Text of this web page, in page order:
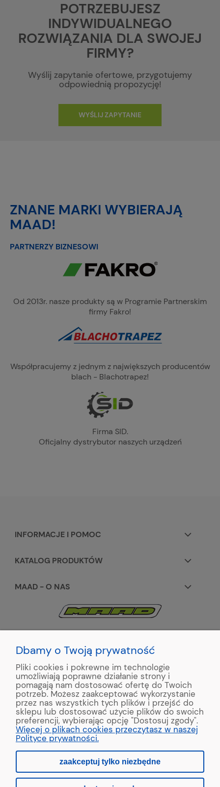
POTRZEBUJESZ
INDYWIDUALNEGO
ROZWIĄZANIA DLA SWOJEJ
FIRMY?
Wyślij zapytanie ofertowe, przygotujemy
odpowiednią propozycję!
WYŚLIJ ZAPYTANIE
ZNANE MARKI WYBIERAJĄ
MAAD!
PARTNERZY BIZNESOWI
Od 2013r. nasze produkty są w Programie Partnerskim
firmy Fakro!
Współpracujemy z jednym z największych producentów
blach - Blachotrapez!
Firma SID.
Oficjalny dystrybutor naszych urządzeń
INFORMACJE I POMOC
KATALOG PRODUKTÓW
MAAD - O NAS
+48 663195531
ul. Reymonta 2
89-500 Tuchola
Copyright © 2022 MAAD Zaginarki - Producent Maszyn
Blacharskich. Produkcja:MinisterstwoReklamy.pl
pokaż pełną wersję strony
Dbamy o Twoją prywatność
Pliki cookies i pokrewne im technologie
umożliwiają poprawne działanie strony i
pomagają nam dostosować ofertę do Twoich
potrzeb. Możesz zaakceptować wykorzystanie
przez nas wszystkich tych plików i przejść do
sklepu lub dostosować użycie plików do swoich
preferencji, wybierając opcję "Dostosuj zgody".
Więcej o plikach cookies przeczytasz w naszej
Polityce prywatności.
zaakceptuj tylko niezbędne